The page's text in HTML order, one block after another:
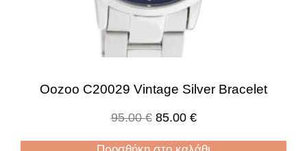
Oozoo C20029 Vintage Silver Bracelet
95.00€ 85.00 €